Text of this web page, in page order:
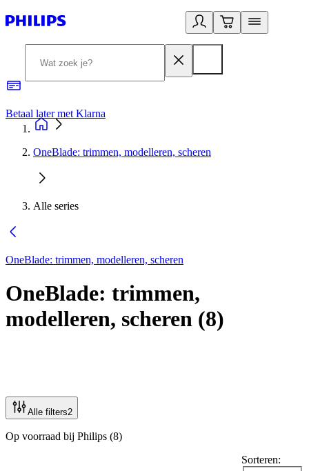
Betaal later met Klarna
OneBlade: trimmen, modelleren, scheren
Alle series
OneBlade: trimmen, modelleren, scheren
OneBlade: trimmen,
modelleren, scheren (8)
Alle filters2
Op voorraad bij Philips (8)
Sorteren: